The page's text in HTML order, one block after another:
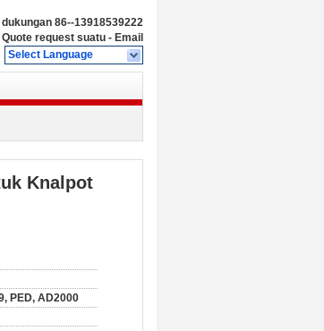
dukungan 86--13918539222
Quote request suatu - Email
Select Language
Knalpot
PED, AD2000